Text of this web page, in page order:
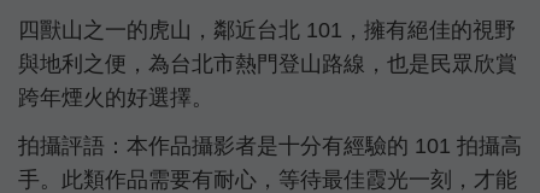
四獸山之一的虎山，鄰近台北 101，擁有絕佳的視野
與地利之便，為台北市熱門登山路線，也是民眾欣賞
跨年煙火的好選擇。
拍攝評語：本作品攝影者是十分有經驗的 101 拍攝高
手。此類作品需要有耐心，等待最佳霞光一刻，才能